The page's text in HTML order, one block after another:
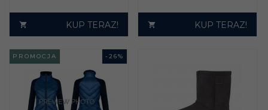
KUP TERAZ! KUP TERAZ!
- 26%
PROMOCJA